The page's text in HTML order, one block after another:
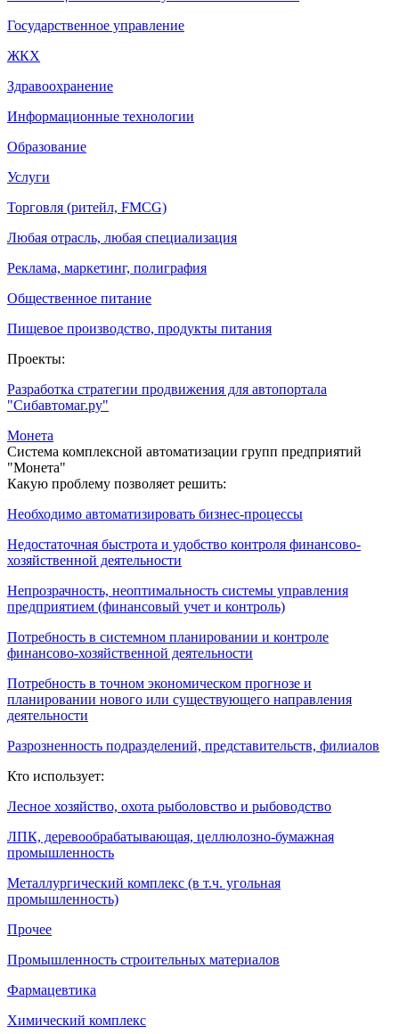
Государственное управление
ЖКХ
Здравоохранение
Информационные технологии
Образование
Услуги
Торговля (ритейл, FMCG)
Любая отрасль, любая специализация
Реклама, маркетинг, полиграфия
Общественное питание
Пищевое производство, продукты питания
Проекты:
Разработка стратегии продвижения для автопортала
"Сибавтомаг.ру"
Монета
Система комплексной автоматизации групп предприятий
"Монета"
Какую проблему позволяет решить:
Необходимо автоматизировать бизнес-процессы
Недостаточная быстрота и удобство контроля финансово-
хозяйственной деятельности
Непрозрачность, неоптимальность системы управления
предприятием (финансовый учет и контроль)
Потребность в системном планировании и контроле
финансово-хозяйственной деятельности
Потребность в точном экономическом прогнозе и
планировании нового или существующего направления
деятельности
Разрозненность подразделений, представительств, филиалов
Кто использует:
Лесное хозяйство, охота рыболовство и рыбоводство
ЛПК, деревообрабатывающая, целлюлозно-бумажная
промышленность
Металлургический комплекс (в т.ч. угольная
промышленность)
Прочее
Промышленность строительных материалов
Фармацевтика
Химический комплекс